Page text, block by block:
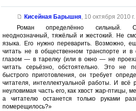
Кисейная Барышня, 10 октября 2010 г.
Роман определённо сильный.
неоднозначный, тяжёлый и жестокий. Не
языка. Его нужно переварить. Возможно,
читать не в общественном транспорте и
глазом — в тарелку (или в окно — не
читать серьёзно, обстоятельно. Это не
быстрого приготовления, он требует
читателя, интеллектуальной работы. И всё
неуловимая часть его, как хвост жар-птицы,
а читателю останется только руками
померещилось?»